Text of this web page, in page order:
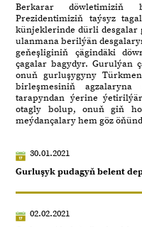
Berkarar döwletimiziň
Prezidentimiziň taýsyz
künjeklerinde dürli
ulanmana berilýän
geňeşliginiň çägindäki
çagalar bagydyr. Gurulýan
onuň gurluşygyny
birleşmesiniň
tarapyndan ýerine
otagly bolup, onuň giň
meýdançalary hem göz
30.01.2021
Gurluşyk pudagyň belent
02.02.2021